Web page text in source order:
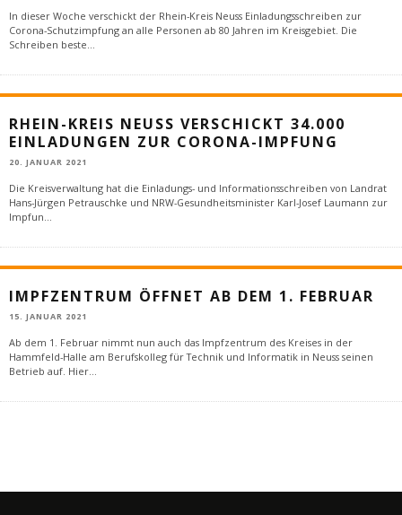
In dieser Woche verschickt der Rhein-Kreis Neuss Einladungsschreiben zur
Corona-Schutzimpfung an alle Personen ab 80 Jahren im Kreisgebiet. Die
Schreiben beste...
RHEIN-KREIS NEUSS VERSCHICKT 34.000
EINLADUNGEN ZUR CORONA-IMPFUNG
20. JANUAR 2021
Die Kreisverwaltung hat die Einladungs- und Informationsschreiben von Landrat
Hans-Jürgen Petrauschke und NRW-Gesundheitsminister Karl-Josef Laumann zur
Impfun...
IMPFZENTRUM ÖFFNET AB DEM 1. FEBRUAR
15. JANUAR 2021
Ab dem 1. Februar nimmt nun auch das Impfzentrum des Kreises in der
Hammfeld-Halle am Berufskolleg für Technik und Informatik in Neuss seinen
Betrieb auf. Hier...